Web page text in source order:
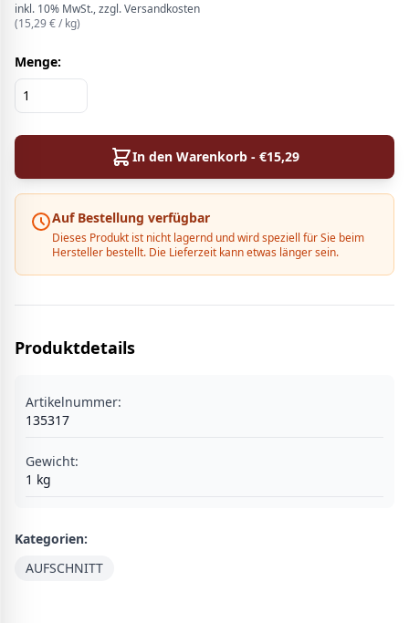
inkl. 10% MwSt., zzgl. Versandkosten
(15,29€ /kg)
Menge:
In den Warenkorb - €15,29
Auf Bestellung verfügbar
Dieses Produkt ist nicht lagernd und wird speziell für Sie beim
Hersteller bestellt. Die Lieferzeit kann etwas länger sein.
Produktdetails
Artikelnummer:
135317
Gewicht:
1 kg
Kategorien:
AUFSCHNITT